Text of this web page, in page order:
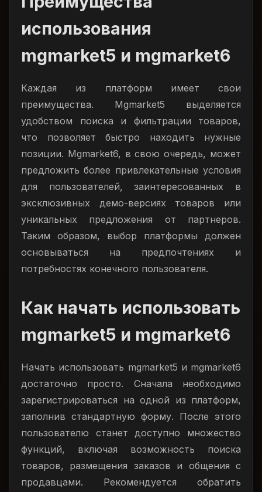
использования
mgmarket5 и mgmarket6
Каждая из платформ имеет свои
преимущества. Mgmarket5 выделяется
удобством поиска и фильтрации товаров,
что позволяет быстро находить нужные
позиции. Mgmarket6, в свою очередь, может
предложить более привлекательные условия
для пользователей, заинтересованных в
эксклюзивных демо-версиях товаров или
уникальных предложения от партнеров.
Таким образом, выбор платформы должен
основываться на предпочтениях и
потребностях конечного пользователя.
Как начать использовать
mgmarket5 и mgmarket6
Начать использовать mgmarket5 и mgmarket6
достаточно просто. Сначала необходимо
зарегистрироваться на одной из платформ,
заполнив стандартную форму. После этого
пользователю станет доступно множество
функций, включая возможность поиска
товаров, размещения заказов и общения с
продавцами. Рекомендуется обратить